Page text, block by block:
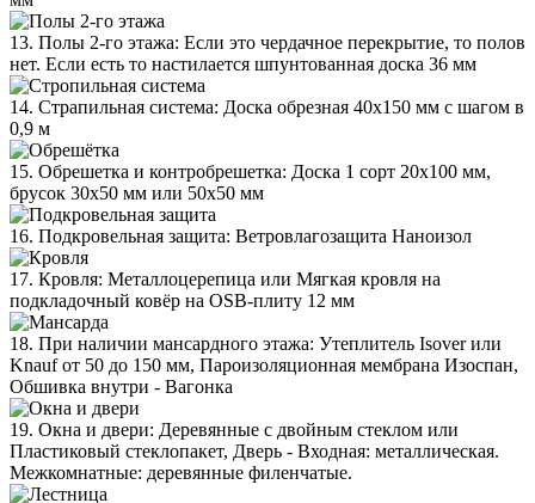
13. Полы 2-го этажа: Если это чердачное перекрытие, то полов
нет. Если есть то настилается шпунтованная доска 36 мм
14. Страпильная система: Доска обрезная 40х150 мм с шагом в
0,9 м
15. Обрешетка и контробрешетка: Доска 1 сорт 20х100 мм,
брусок 30х50 мм или 50х50 мм
16. Подкровельная защита: Ветровлагозащита Наноизол
17. Кровля: Металлоцерепица или Мягкая кровля на
подкладочный ковёр на OSB-плиту 12 мм
18. При наличии мансардного этажа: Утеплитель Isover или
Knauf от 50 до 150 мм, Пароизоляционная мембрана Изоспан,
Обшивка внутри - Вагонка
19. Окна и двери: Деревянные с двойным стеклом или
Пластиковый стеклопакет, Дверь - Входная: металлическая.
Межкомнатные: деревянные филенчатые.